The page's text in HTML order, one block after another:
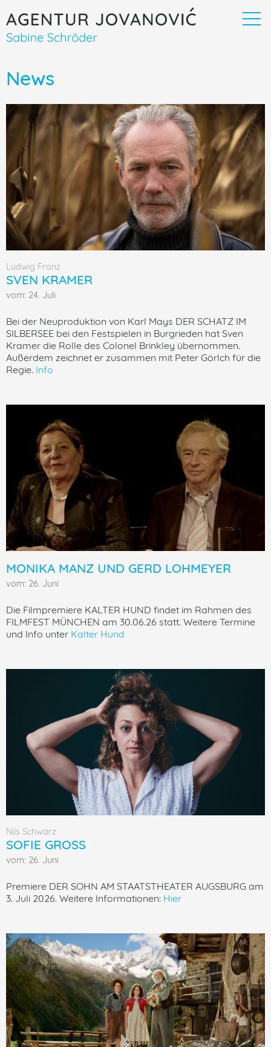
News
Ludwig Franz
SVEN KRAMER
vom: 24. Juli
Bei der Neuproduktion von Karl Mays DER SCHATZ IM
SILBERSEE bei den Festspielen in Burgrieden hat Sven
Kramer die Rolle des Colonel Brinkley übernommen.
Außerdem zeichnet er zusammen mit Peter Görlch für die
Regie. Info
MONIKA MANZ UND GERD LOHMEYER
vom: 26. Juni
Die Filmpremiere KALTER HUND findet im Rahmen des
FILMFEST MÜNCHEN am 30.06.26 statt. Weitere Termine
und Info unter Kalter Hund
Nils Schwarz
SOFIE GROSS
vom: 26. Juni
Premiere DER SOHN AM STAATSTHEATER AUGSBURG am
3. Juli 2026. Weitere Informationen: Hier